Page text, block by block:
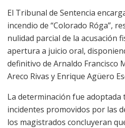
El Tribunal de Sentencia
incendio de “Colorado Róga”,
nulidad parcial de la acusación
apertura a juicio oral,
definitivo de Arnaldo Francisco
Areco Rivas y Enrique Agüero
La determinación fue adoptada
incidentes promovidos por las
los magistrados concluyeran